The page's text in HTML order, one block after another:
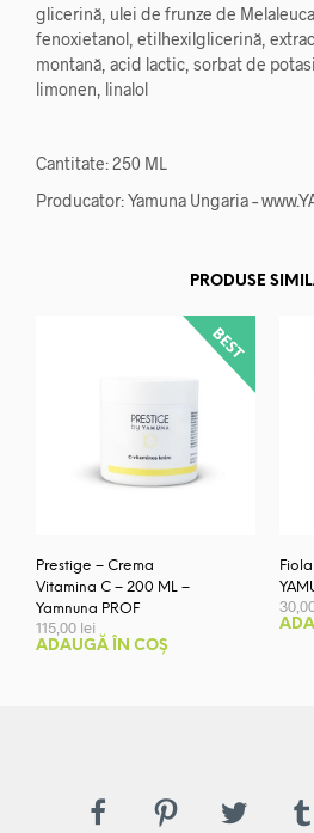
glicerină, ulei de frunze de
fenoxietanol, etilhexilglicerină,
montană, acid lactic, sorbat de
limonen, linalol
Cantitate: 250 ML
Producator: Yamuna Ungaria –
PRODUSE
Prestige – Crema
Vitamina C – 200 ML –
Yamnuna PROF
115,00 lei
ADAUGĂ ÎN COȘ